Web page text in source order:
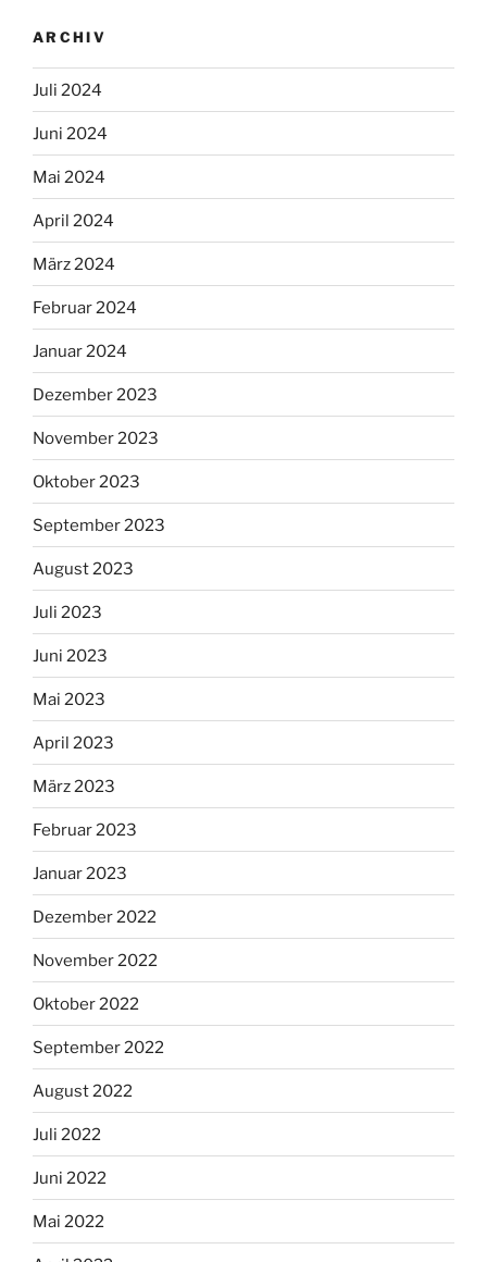
ARCHIV
Juli 2024
Juni 2024
Mai 2024
April 2024
März 2024
Februar 2024
Januar 2024
Dezember 2023
November 2023
Oktober 2023
September 2023
August 2023
Juli 2023
Juni 2023
Mai 2023
April 2023
März 2023
Februar 2023
Januar 2023
Dezember 2022
November 2022
Oktober 2022
September 2022
August 2022
Juli 2022
Juni 2022
Mai 2022